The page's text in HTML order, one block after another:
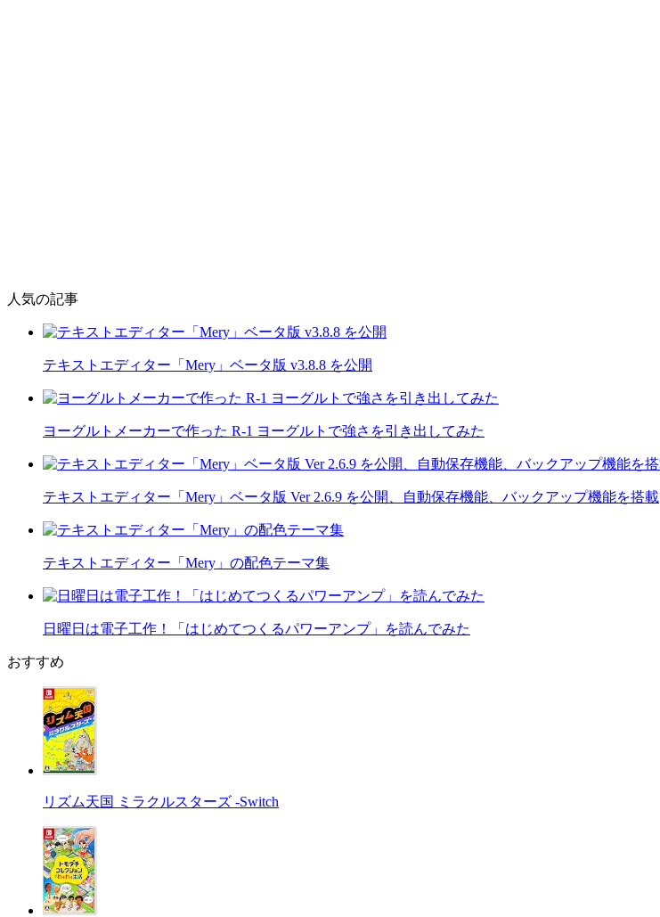
人気の記事
テキストエディター「Mery」ベータ版 v3.8.8 を公開
ヨーグルトメーカーで作った R-1 ヨーグルトで強さを引き出してみた
テキストエディター「Mery」ベータ版 Ver 2.6.9 を公開、自動保存機能、バックアップ機能を搭載
テキストエディター「Mery」の配色テーマ集
日曜日は電子工作！「はじめてつくるパワーアンプ」を読んでみた
おすすめ
リズム天国 ミラクルスターズ -Switch